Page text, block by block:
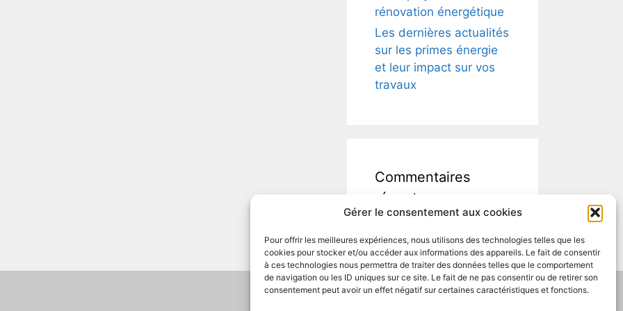
Gérer le consentement aux cookies
Pour offrir les meilleures expériences, nous utilisons des technologies telles que les
cookies pour stocker et/ou accéder aux informations des appareils. Le fait de consentir
à ces technologies nous permettra de traiter des données telles que le comportement
de navigation ou les ID uniques sur ce site. Le fait de ne pas consentir ou de retirer son
consentement peut avoir un effet négatif sur certaines caractéristiques et fonctions.
rénovation énergétique
Les dernières actualités
sur les primes énergie
et leur impact sur vos
travaux
Commentaires
récents